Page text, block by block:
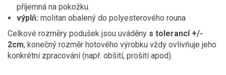
příjemná na pokožku.
výplň: molitan obalený do polyesterového rouna
Celkové rozměry podušek jsou uváděny s tolerancí +/-
2cm, konečný rozměr hotového výrobku vždy ovlivňuje jeho
konkrétní zpracování (např. obšití, prošití apod).